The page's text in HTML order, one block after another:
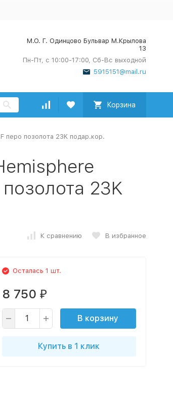
М.О. Г. Одинцово Бульвар М.Крылова
13
Пн-Пт, с 10:00-17:00, Сб-Вс выходной
5915151@mail.ru
Корзина
перо позолота 23K подар.кор.
23K
К сравнению В избранное
Осталась 1 шт.
8 750 ₽
В корзину
Купить в 1 клик